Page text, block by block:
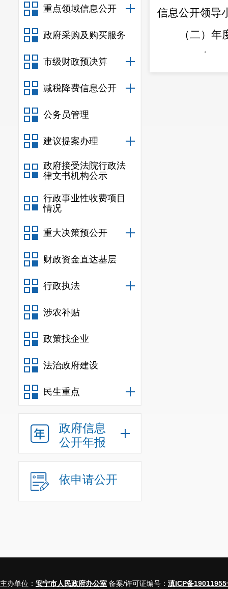
重点领域信息公开
政府采购及购买服务
市级财政预决算
减税降费信息公开
公务员管理
建议提案办理
政府接受法院行政法
律文书机构公示
行政事业性收费项目
情况
重大决策预公开
财政资金直达基层
行政执法
涉农补贴
政策找企业
法治政府建设
民生重点
政府信息
公开年报
依申请公开
信息公开领导
（二）
年
例》，严格按
信息
主办单位： 安宁市人民政府办公室 备案/许可证编号： 滇ICP备